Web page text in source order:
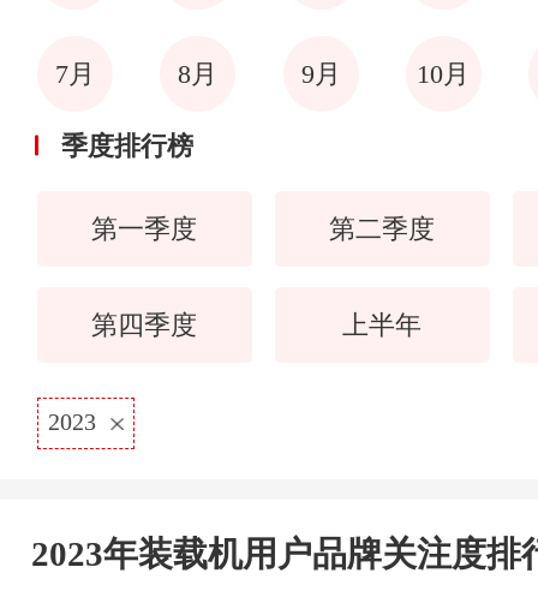
7月 8月 9月 10月
季度排行榜
第一季度 第二季度
第四季度 上半年
2023
2023年装载机用户品牌关注度排